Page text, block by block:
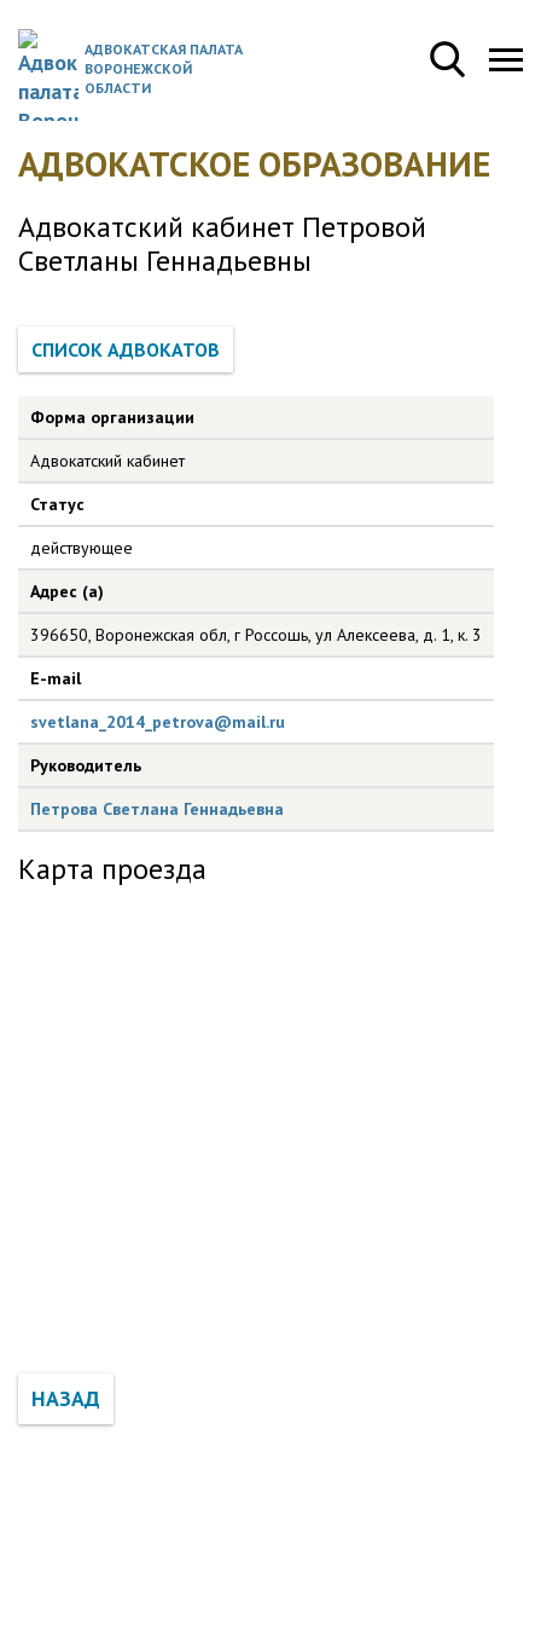
АДВОКАТСКАЯ ПАЛАТА
ВОРОНЕЖСКОЙ
ОБЛАСТИ
АДВОКАТСКОЕ ОБРАЗОВАНИЕ
Адвокатский кабинет Петровой
Светланы Геннадьевны
Форма организации
Адвокатский кабинет
Статус
действующее
Адрес (а)
396650, Воронежская обл, г Россошь, ул Алексеева, д. 1, к. 3
E-mail
svetlana_2014_petrova@mail.ru
Руководитель
Петрова Светлана Геннадьевна
Карта проезда
НАЗАД